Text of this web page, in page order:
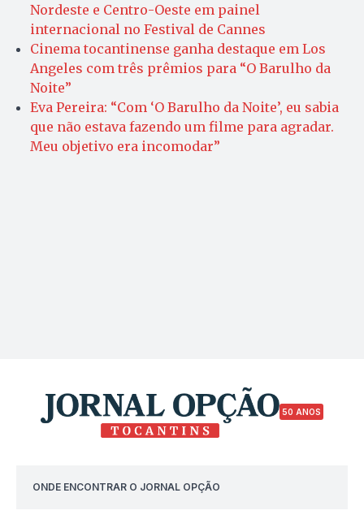
Nordeste e Centro-Oeste em painel
internacional no Festival de Cannes
Cinema tocantinense ganha destaque em Los
Angeles com três prêmios para “O Barulho da
Noite”
Eva Pereira: “Com ‘O Barulho da Noite’, eu sabia
que não estava fazendo um filme para agradar.
Meu objetivo era incomodar”
50 ANOS
ONDE ENCONTRAR O JORNAL OPÇÃO